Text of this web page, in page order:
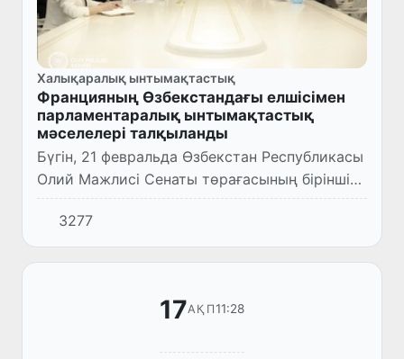
Халықаралық ынтымақтастық
Францияның Өзбекстандағы елшісімен
парламентаралық ынтымақтастық
мәселелері талқыланды
Бүгін, 21 февральда Өзбекстан Республикасы
Олий Мажлисі Сенаты төрағасының бірінші
орынбасары С.Сафоев Францияның
Өзбекстандағы елшісі О.Бушезбен кездесті.
3277
17АҚП11:28